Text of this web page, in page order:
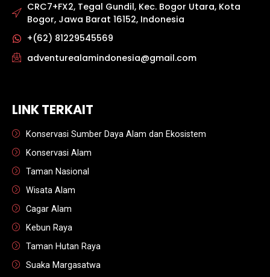
CRC7+FX2, Tegal Gundil, Kec. Bogor Utara, Kota
Bogor, Jawa Barat 16152, Indonesia
+(62) 81229545569
adventurealamindonesia@gmail.com
LINK TERKAIT
Konservasi Sumber Daya Alam dan Ekosistem
Konservasi Alam
Taman Nasional
Wisata Alam
Cagar Alam
Kebun Raya
Taman Hutan Raya
Suaka Margasatwa